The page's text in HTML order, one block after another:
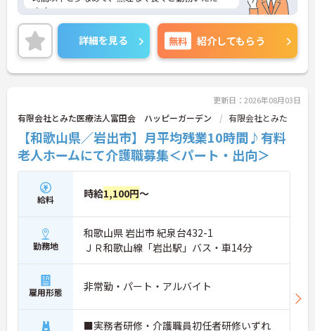
ます。
ご興味のある方には、面接対策ポイントなど、さら
に詳細をご案内しますのでお気軽にご相談くださ
い！
詳細を見る 無料 紹介してもらう
更新日：2026年08月03日
有限会社とみた医療法人富田会 ハッピーガーデン 有限会社とみた
【和歌山県／岩出市】月平均残業10時間♪有料
老人ホームにて介護職募集＜パート・出向＞
給料 時給1,100円～
勤務地
和歌山県 岩出市 紀泉台432-1
ＪＲ和歌山線「岩出駅」バス・車14分
雇用形態 非常勤・パート・アルバイト
■実務者研修・介護職員初任者研修いずれ